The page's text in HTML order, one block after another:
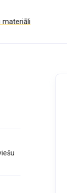
materiāli